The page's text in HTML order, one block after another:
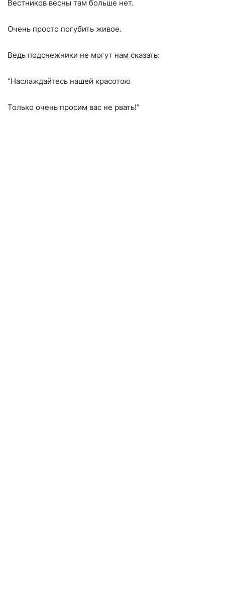
Вестников весны там больше нет.
Очень просто погубить живое.
Ведь подснежники не могут нам сказать:
“Наслаждайтесь нашей красотою
Только очень просим вас не рвать!”